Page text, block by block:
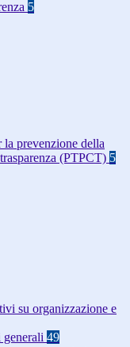
5
la prevenzione della
(PTPCT) 5
su organizzazione e
49